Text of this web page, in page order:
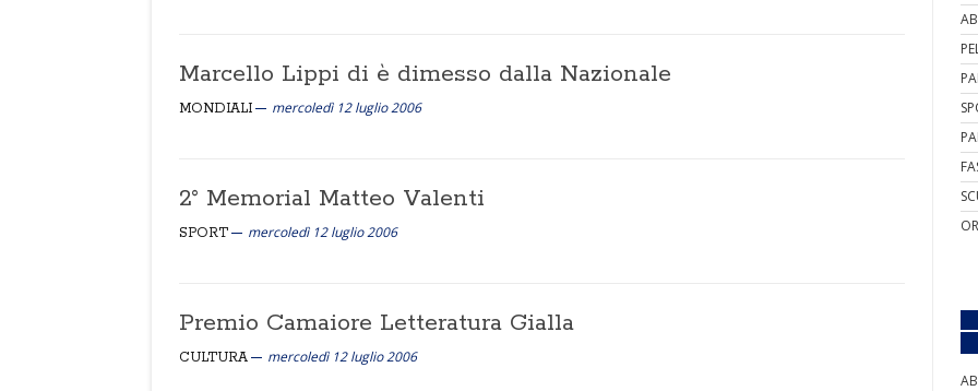
Marcello Lippi di è dimesso dalla Nazionale
MONDIALI mercoledì 12 luglio 2006
2° Memorial Matteo Valenti
SPORT mercoledì 12 luglio 2006
Premio Camaiore Letteratura Gialla
CULTURA mercoledì 12 luglio 2006